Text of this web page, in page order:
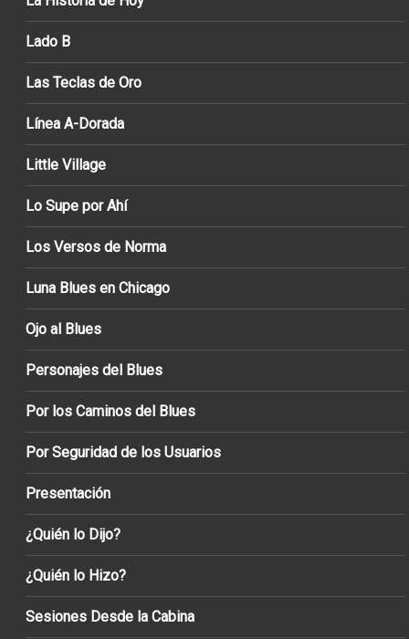
Lado B
Las Teclas de Oro
Línea A-Dorada
Little Village
Lo Supe por Ahí
Los Versos de Norma
Luna Blues en Chicago
Ojo al Blues
Personajes del Blues
Por los Caminos del Blues
Por Seguridad de los Usuarios
Presentación
¿Quién lo Dijo?
¿Quién lo Hizo?
Sesiones Desde la Cabina